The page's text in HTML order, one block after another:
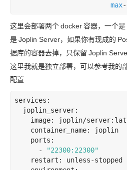
max
这里会部署两个docker容器，一个是
是Joplin Server，如果你有现成的
据库的容器去掉，只保留 Joplin
这里我就是独立部署，可以参考我的
配置
services:
      -
"22300:22300"